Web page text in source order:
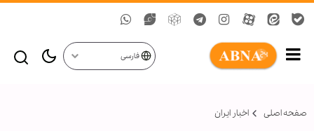
فارسی
صفحه اصلی اخبار ایران